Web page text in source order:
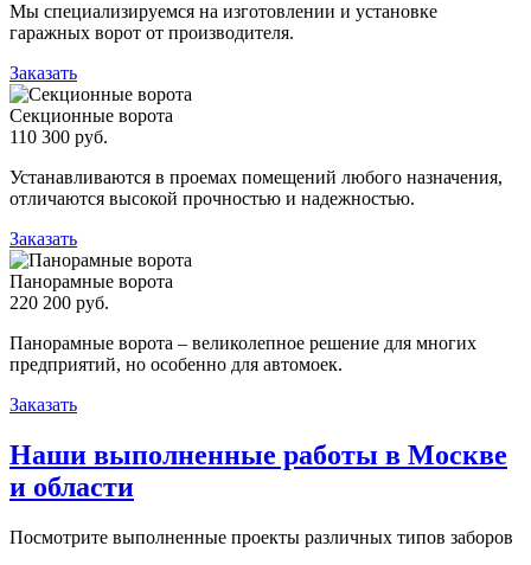
Мы специализируемся на изготовлении и установке
гаражных ворот от производителя.
Заказать
Секционные ворота
110 300 руб.
Устанавливаются в проемах помещений любого назначения,
отличаются высокой прочностью и надежностью.
Заказать
Панорамные ворота
220 200 руб.
Панорамные ворота – великолепное решение для многих
предприятий, но особенно для автомоек.
Заказать
Наши выполненные работы в Москве
и области
Посмотрите выполненные проекты различных типов заборов